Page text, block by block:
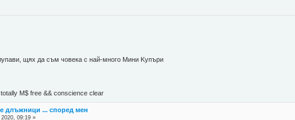
щях да съм човека с най-много Mини Kупъри
М$ free && conscience clear
длъжници ... според мен
2020, 09:19 »